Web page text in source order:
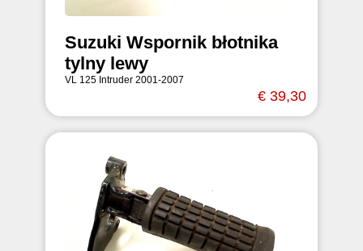
Suzuki Wspornik błotnika
tylny lewy
VL 125 Intruder 2001-2007
€ 39,30